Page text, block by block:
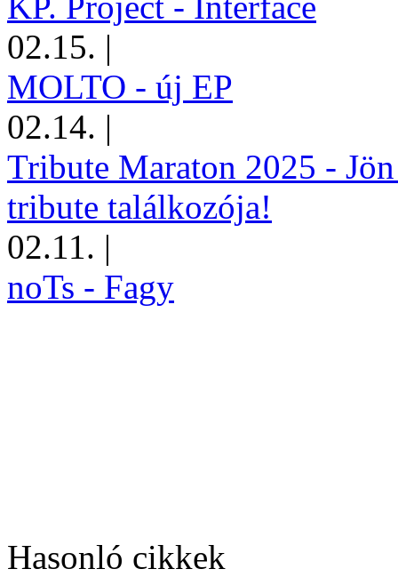
02.15. |
MOLTO - új EP
02.14. |
Tribute Maraton 2025 -
tribute találkozója!
02.11. |
noTs - Fagy
Hasonló cikkek